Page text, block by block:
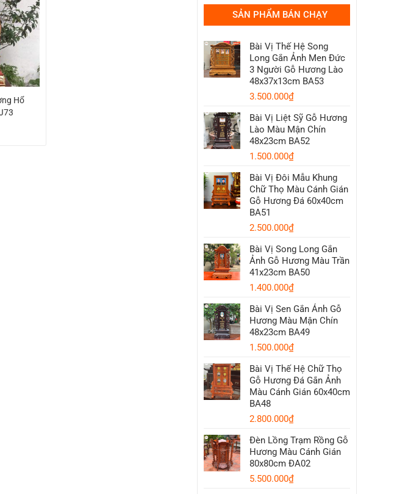
Hổ
SẢN PHẨM BÁN CHẠY
Bài Vị Thế Hệ Song
Long Gắn Ảnh Men Đức
3 Người Gỗ Hương Lào
48x37x13cm BA53
3.500.000₫
Bài Vị Liệt Sỹ Gỗ Hương
Lào Màu Mận Chín
48x23cm BA52
1.500.000₫
Bài Vị Đôi Mẫu Khung
Chữ Thọ Màu Cánh Gián
Gỗ Hương Đá 60x40cm
BA51
2.500.000₫
Bài Vị Song Long Gắn
Ảnh Gỗ Hương Màu Trần
41x23cm BA50
1.400.000₫
Bài Vị Sen Gắn Ảnh Gỗ
Hương Màu Mận Chín
48x23cm BA49
1.500.000₫
Bài Vị Thế Hệ Chữ Thọ
Gỗ Hương Đá Gắn Ảnh
Màu Cánh Gián 60x40cm
BA48
2.800.000₫
Đèn Lồng Trạm Rồng Gỗ
Hương Màu Cánh Gián
80x80cm ĐA02
5.500.000₫